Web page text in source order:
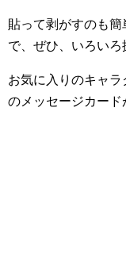
貼って剥がすのも
で、ぜひ、いろいろ
お気に入りのキャ
のメッセージカード